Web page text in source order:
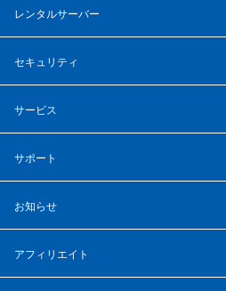
レンタルサーバー
セキュリティ
サービス
サポート
お知らせ
アフィリエイト